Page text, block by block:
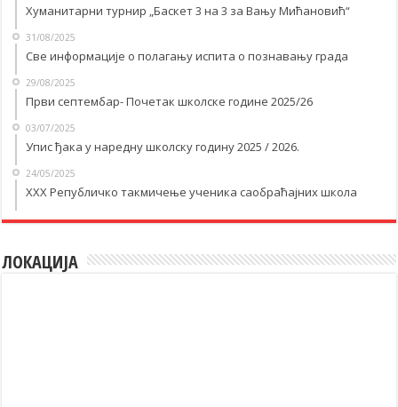
Хуманитарни турнир „Баскет 3 на 3 за Вању Мићановић“
31/08/2025
Све информације о полагању испита о познавању града
29/08/2025
Први септембар- Почетак школске године 2025/26
03/07/2025
Упис ђака у наредну школску годину 2025 / 2026.
24/05/2025
XXX Републичко такмичење ученика саобраћајних школа
ЛОКАЦИЈА